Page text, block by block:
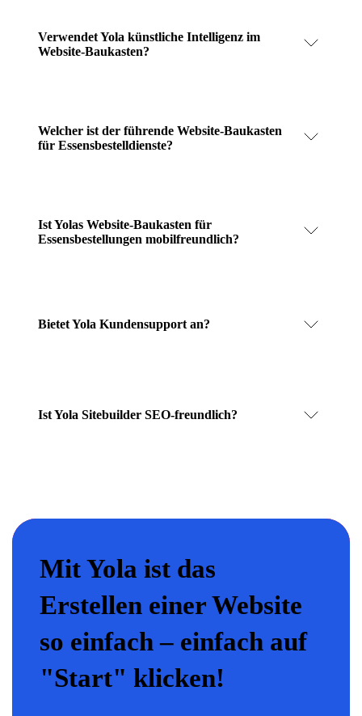
Verwendet Yola künstliche Intelligenz im
Website-Baukasten?
Welcher ist der führende Website-Baukasten
für Essensbestelldienste?
Ist Yolas Website-Baukasten für
Essensbestellungen mobilfreundlich?
Bietet Yola Kundensupport an?
Ist Yola Sitebuilder SEO-freundlich?
Mit Yola ist das
Erstellen einer Website
so einfach – einfach auf
"Start" klicken!